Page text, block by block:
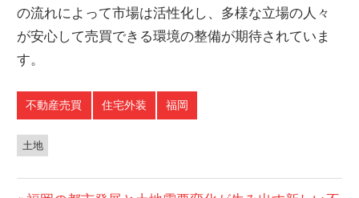
の流れによって市場は活性化し、多様な立場の人々
が安心して売買できる環境の整備が期待されていま
す。
不動産売買 住宅外装 福岡
土地